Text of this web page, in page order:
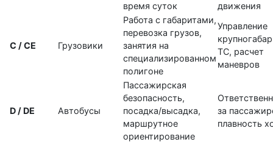
время суток
движения
C / CE Грузовики
Работа с габаритами,
перевозка грузов,
занятия на
специализированном
полигоне
Управление
ТС, расчет
маневров
D / DE Автобусы
Пассажирская
безопасность,
посадка/высадка,
маршрутное
ориентирование
за
плавность